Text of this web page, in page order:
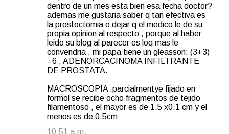
dentro de un mes esta bien esa fecha doctor?
ademas me gustaria saber q tan efectiva es
la prostoctomia o dejar q el medico le de su
propia opinion al respecto , porque al haber
leido su blog al parecer es loq mas le
convendria , mi papa tiene un gleasson: (3+3)
=6 , ADENORCACINOMA INFILTRANTE
DE PROSTATA.
MACROSCOPIA :parcialmentye fijado en
formol se recibe ocho fragmentos de tejido
filamentoso , el mayor es de 1.5 x0.1 cm y el
menos es de 0.5cm
10:51 a.m.